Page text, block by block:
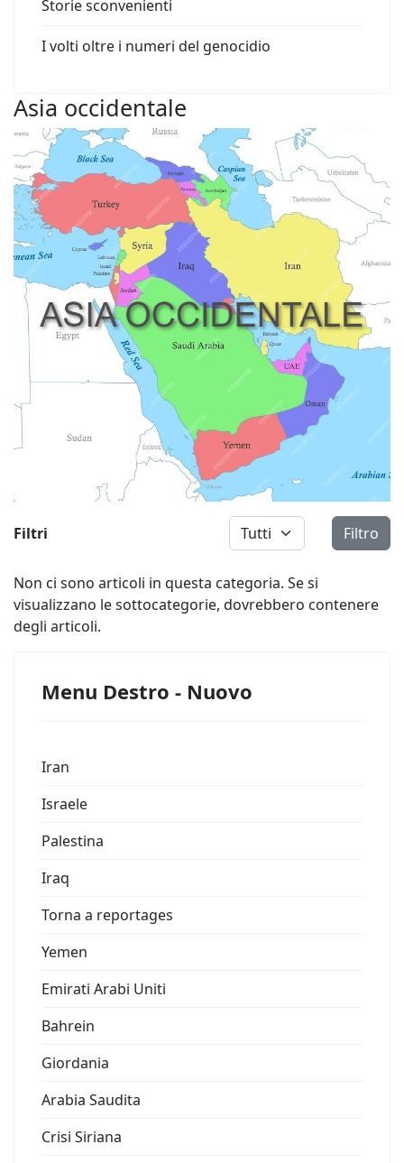
Storie sconvenienti
I volti oltre i numeri del genocidio
Asia occidentale
Filtri Visualizza # Filtro
Non ci sono articoli in questa categoria. Se si
visualizzano le sottocategorie, dovrebbero contenere
degli articoli.
Menu Destro - Nuovo
Iran
Israele
Palestina
Iraq
Torna a reportages
Yemen
Emirati Arabi Uniti
Bahrein
Giordania
Arabia Saudita
Crisi Siriana